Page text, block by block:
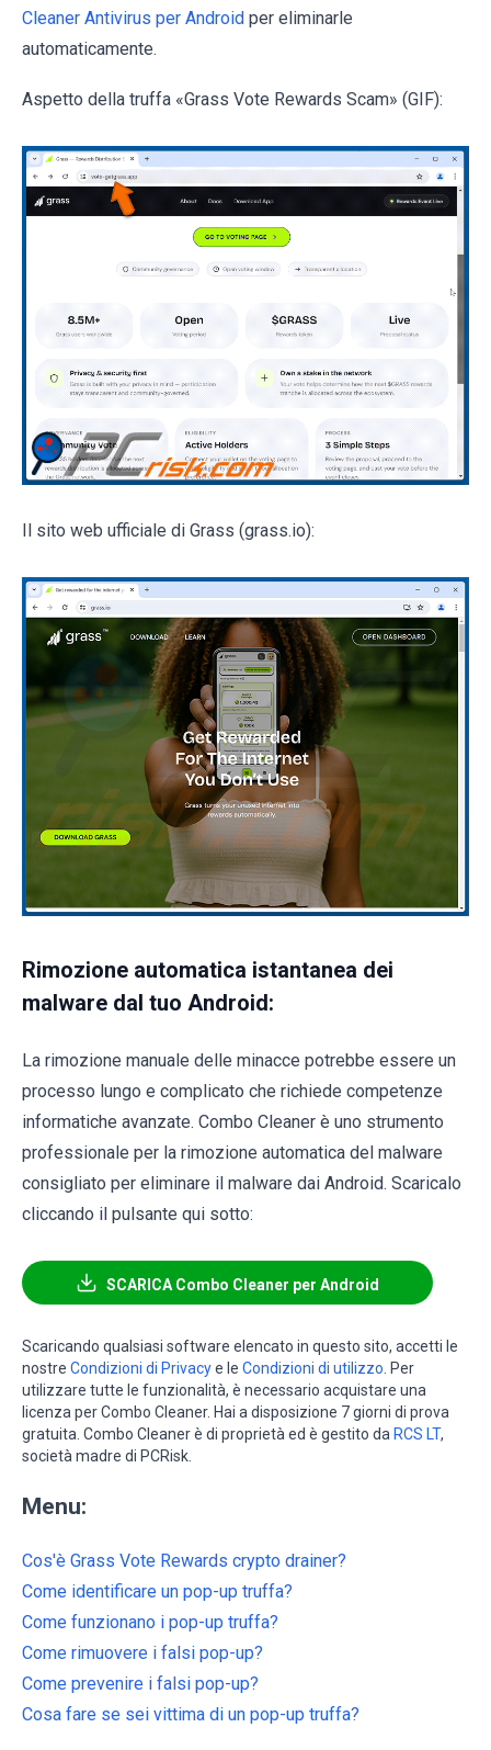
Cleaner Antivirus per Android per eliminarle
automaticamente.
Aspetto della truffa «Grass Vote Rewards Scam» (GIF):
Il sito web ufficiale di Grass (grass.io):
Rimozione automatica istantanea dei
malware dal tuo Android:
La rimozione manuale delle minacce potrebbe essere un
processo lungo e complicato che richiede competenze
informatiche avanzate. Combo Cleaner è uno strumento
professionale per la rimozione automatica del malware
consigliato per eliminare il malware dai Android. Scaricalo
cliccando il pulsante qui sotto:
SCARICA Combo Cleaner per Android
Scaricando qualsiasi software elencato in questo sito, accetti le
nostre Condizioni di Privacye le Condizioni di utilizzo . Per
utilizzare tutte le funzionalità, è necessario acquistare una
licenza per Combo Cleaner. Hai a disposizione 7 giorni di prova
gratuita. Combo Cleaner è di proprietà ed è gestito da RCS LT,
società madre di PCRisk.
Menu:
Cos'è Grass Vote Rewards crypto drainer?
Come identificare un pop-up truffa?
Come funzionano i pop-up truffa?
Come rimuovere i falsi pop-up?
Come prevenire i falsi pop-up?
Cosa fare se sei vittima di un pop-up truffa?